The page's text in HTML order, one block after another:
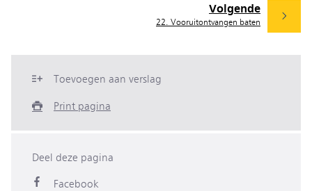
Volgende
22. Vooruitontvangen baten
Toevoegen aan verslag
Print pagina
Deel deze pagina
Facebook